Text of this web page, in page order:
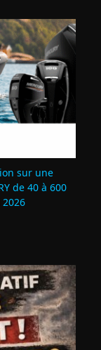
sur une
de 40 à 600